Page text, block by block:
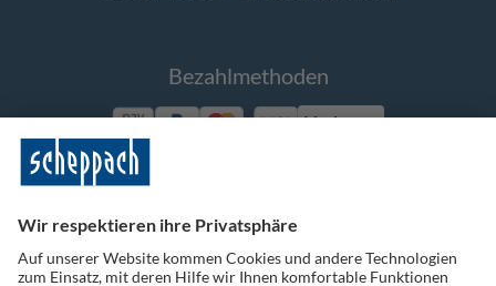
Bezahlmethoden
Vorkasse
Folge uns auf Social Media